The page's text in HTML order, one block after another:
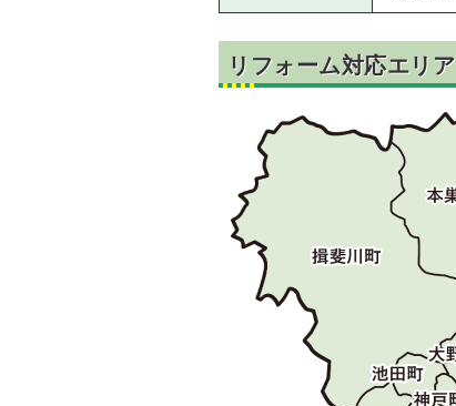
リフォーム対応エリア